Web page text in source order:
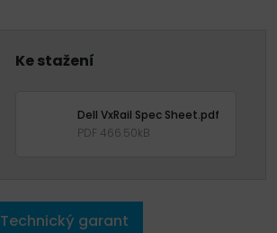
Ke stažení
Dell VxRail Spec Sheet.pdf
PDF 466.50kB
Technický garant